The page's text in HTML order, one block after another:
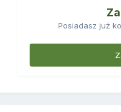
Posiadasz już